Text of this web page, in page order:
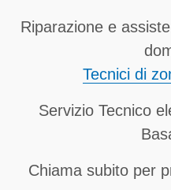
Riparazione e
Tecnici di
Servizio Tecnico
Chiama subito per